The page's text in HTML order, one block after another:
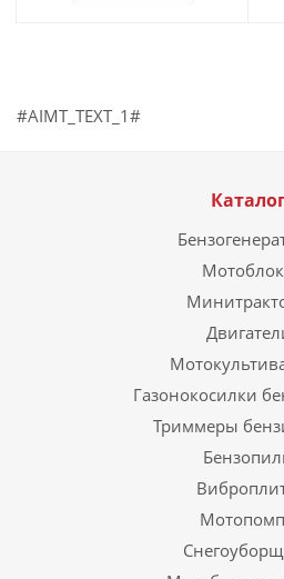
#AIMT_TEXT_1#
Газонокосилки
Триммеры